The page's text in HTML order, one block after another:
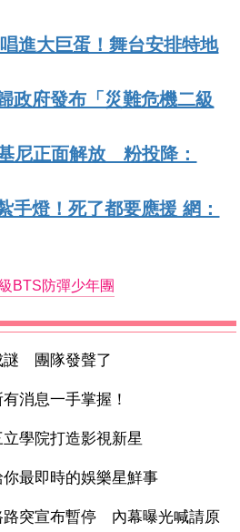
進大巨蛋！舞台安排特地
政府發布「災難危機二級
尼正面解放 粉投降：
手燈！死了都要應援 網：
BTS防彈少年團
謎 團隊發聲了
消息一手掌握！
學院打造影視新星
最即時的娛樂星鮮事
路突宣布暫停 內幕曝光喊請原